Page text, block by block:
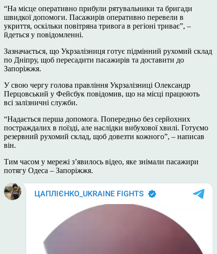
“На місце оперативно прибули рятувальники та бригади
швидкої допомоги. Пасажирів оперативно перевели в
укриття, оскільки повітряна тривога в регіоні триває”, –
йдеться у повідомленні.
Зазначається, що Укрзалізниця готує підмінний рухомий склад
по Дніпру, щоб пересадити пасажирів та доставити до
Запоріжжя.
У свою чергу голова правління Укрзалізниці Олександр
Перцовський у Фейсбук повідомив, що на місці працюють
всі залізничні служби.
“Надається перша допомога. Попередньо без серйохних
постраждалих в поїзді, але наслідки вибухової хвилі. Готуємо
резервний рухомий склад, щоб довезти кожного”, – написав
він.
Тим часом у мережі з’явилось відео, яке знімали пасажири
потягу Одеса – Запоріжжя.